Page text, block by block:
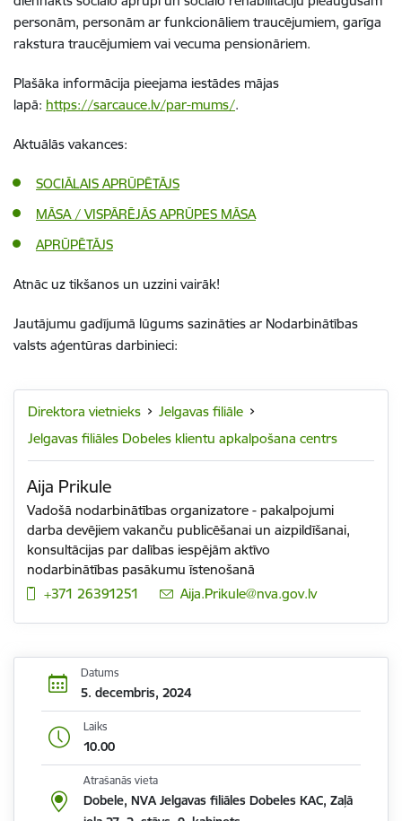
personām, personām ar funkcionāliem traucējumiem, garīga
rakstura traucējumiem vai vecuma pensionāriem.
Plašāka informācija pieejama iestādes mājas
lapā: https://sarcauce.lv/par-mums/.
Aktuālās vakances:
SOCIĀLAIS APRŪPĒTĀJS
MĀSA / VISPĀRĒJĀS APRŪPES MĀSA
APRŪPĒTĀJS
Atnāc uz tikšanos un uzzini vairāk!
Jautājumu gadījumā lūgums sazināties ar Nodarbinātības
valsts aģentūras darbinieci:
Direktora vietnieks
Jelgavas filiāle
Jelgavas filiāles Dobeles klientu apkalpošana centrs
Aija Prikule
Vadošā nodarbinātības organizatore - pakalpojumi
darba devējiem vakanču publicēšanai un aizpildīšanai,
konsultācijas par dalības iespējām aktīvo
nodarbinātības pasākumu īstenošanā
+371 26391251
E-pasts:
Aija.Prikule@nva.gov.lv
Datums
5. decembris, 2024
Laiks
10.00
Atrašanās vieta
Dobele, NVA Jelgavas filiāles Dobeles KAC, Zaļā